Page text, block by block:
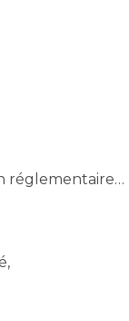
réglementaire…